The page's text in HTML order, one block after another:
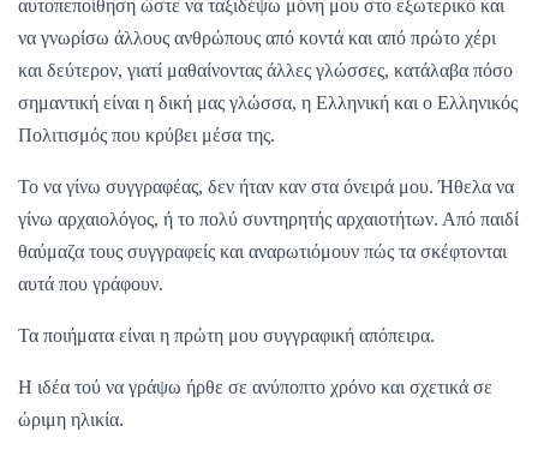
αυτοπεποίθηση ώστε να ταξιδέψω μόνη μου στο εξωτερικό και
να γνωρίσω άλλους ανθρώπους από κοντά και από πρώτο χέρι
και δεύτερον, γιατί μαθαίνοντας άλλες γλώσσες, κατάλαβα πόσο
σημαντική είναι η δική μας γλώσσα, η Ελληνική και ο Ελληνικός
Πολιτισμός που κρύβει μέσα της.
Το να γίνω συγγραφέας, δεν ήταν καν στα όνειρά μου. Ήθελα να
γίνω αρχαιολόγος, ή το πολύ συντηρητής αρχαιοτήτων. Από παιδί
θαύμαζα τους συγγραφείς και αναρωτιόμουν πώς τα σκέφτονται
αυτά που γράφουν.
Τα ποιήματα είναι η πρώτη μου συγγραφική απόπειρα.
Η ιδέα τού να γράψω ήρθε σε ανύποπτο χρόνο και σχετικά σε
ώριμη ηλικία.